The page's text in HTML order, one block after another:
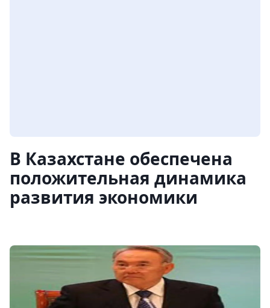
В Казахстане обеспечена
положительная динамика
развития экономики